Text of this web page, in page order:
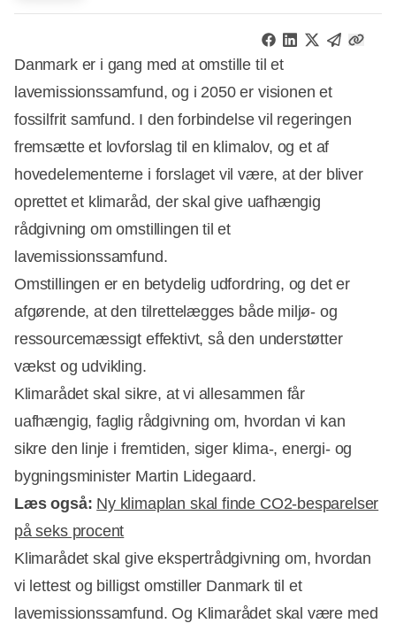
Danmark er i gang med at omstille til et
lavemissionssamfund, og i 2050 er visionen et
fossilfrit samfund. I den forbindelse vil regeringen
fremsætte et lovforslag til en klimalov, og et af
hovedelementerne i forslaget vil være, at der bliver
oprettet et klimaråd, der skal give uafhængig
rådgivning om omstillingen til et
lavemissionssamfund.
Omstillingen er en betydelig udfordring, og det er
afgørende, at den tilrettelægges både miljø- og
ressourcemæssigt effektivt, så den understøtter
vækst og udvikling.
Klimarådet skal sikre, at vi allesammen får
uafhængig, faglig rådgivning om, hvordan vi kan
sikre den linje i fremtiden, siger klima-, energi- og
bygningsminister Martin Lidegaard.
Læs også: Ny klimaplan skal finde CO2-besparelser
på seks procent
Klimarådet skal give ekspertrådgivning om, hvordan
vi lettest og billigst omstiller Danmark til et
lavemissionssamfund. Og Klimarådet skal være med